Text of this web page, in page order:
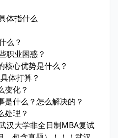
体指什么
么？
职业困惑？
核心优势是什么？
体打算？
变化？
是什么？怎么解决的？
处理？
汉大学非全日制MBA复试